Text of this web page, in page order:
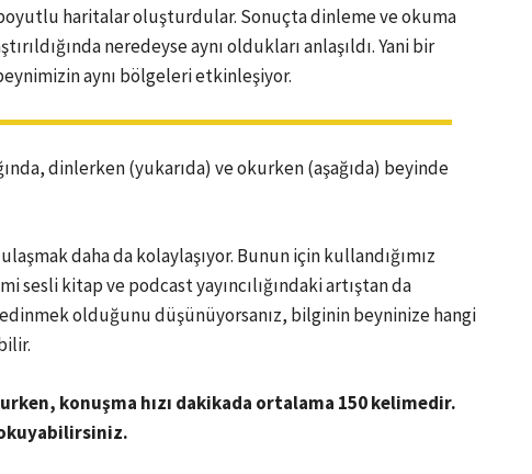
haritalar oluşturdular. Sonuçta dinleme ve okuma
neredeyse aynı oldukları anlaşıldı. Yani bir
aynı bölgeleri etkinleşiyor.
dinlerken (yukarıda) ve okurken (aşağıda) beyinde
daha da kolaylaşıyor. Bunun için kullandığımız
sesli kitap ve podcast yayıncılığındaki artıştan da
olduğunu düşünüyorsanız, bilginin beyninize hangi
konuşma hızı dakikada ortalama 150 kelimedir.
okuyabilirsiniz.